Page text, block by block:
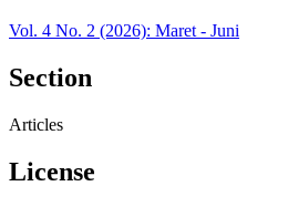
Vol. 4 No. 2 (2026): Maret - Juni
Section
Articles
License